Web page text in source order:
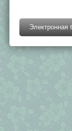
Электронная